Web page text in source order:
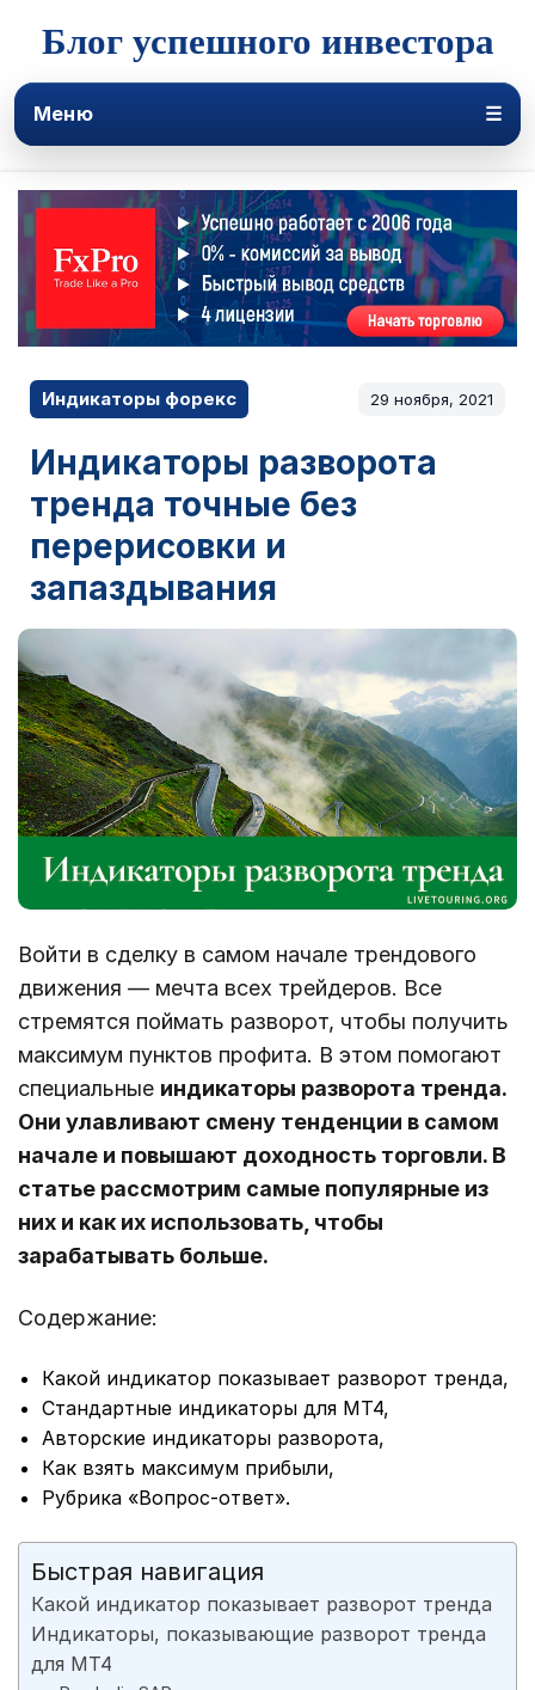
Блог успешного инвестора
Меню ☰
Индикаторы форекс 29 ноября, 2021
Индикаторы разворота
тренда точные без
перерисовки и
запаздывания
Войти в сделку в самом начале трендового
движения ― мечта всех трейдеров. Все
стремятся поймать разворот, чтобы получить
максимум пунктов профита. В этом помогают
специальные индикаторы разворота тренда.
Они улавливают смену тенденции в самом
начале и повышают доходность торговли. В
статье рассмотрим самые популярные из
них и как их использовать, чтобы
зарабатывать больше.
Содержание:
Какой индикатор показывает разворот тренда,
Стандартные индикаторы для МТ4,
Авторские индикаторы разворота,
Как взять максимум прибыли,
Рубрика «Вопрос-ответ».
Быстрая навигация
Какой индикатор показывает разворот тренда
Индикаторы, показывающие разворот тренда
для МТ4